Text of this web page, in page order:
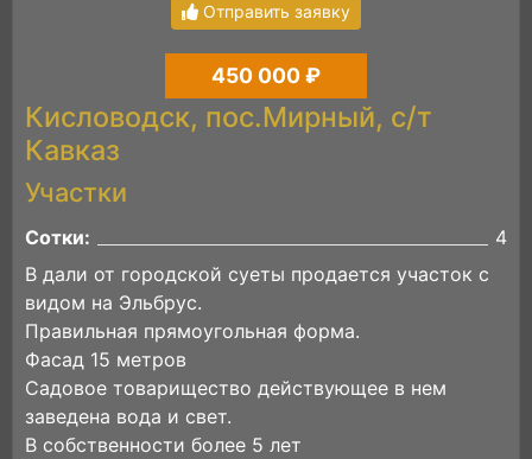
Отправить заявку
450 000 ₽
Кисловодск, пос.Мирный, с/т
Кавказ
Участки
Сотки:
4
В дали от городской суеты продается участок с
видом на Эльбрус.
Правильная прямоугольная форма.
Фасад 15 метров
Садовое товарищество действующее в нем
заведена вода и свет.
В собственности более 5 лет